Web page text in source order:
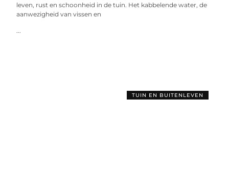
leven, rust en schoonheid in de tuin. Het kabbelende water, de
aanwezigheid van vissen en
...
TUIN EN BUITENLEVEN